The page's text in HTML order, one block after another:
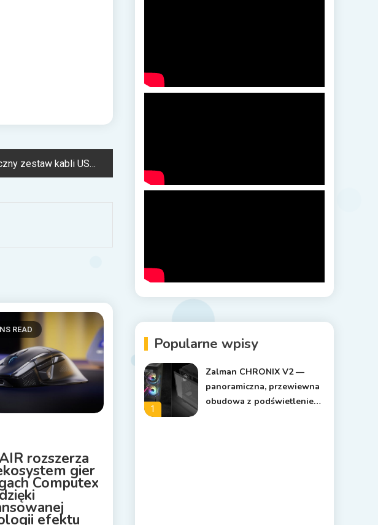
zestaw kabli USB
READ
rozszerza
gier
Computex
efektu
Popularne wpisy
1
Zalman CHRONIX V2 —
panoramiczna, przewiewna
obudowa z podświetleniem